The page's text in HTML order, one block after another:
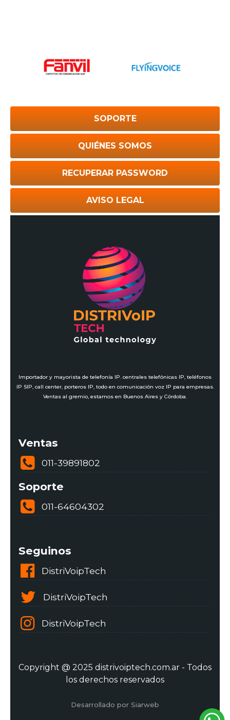
SOPORTE
QUIÉNES SOMOS
RECUPERAR PASSWORD
AVISO LEGAL
Importador y mayorista de telefonía IP. centrales telefónicas IP, teléfonos
IP SIP, call center, porteros IP, todo en comunicación voz IP para empresas.
Ventas al gremio, estamos en Buenos Aires y Córdoba.
Ventas
011-39891802
Soporte
011-64604302
Seguinos
DistriVoipTech
DistriVoipTech
DistriVoipTech
Copyright @ 2025 distrivoiptech.com.ar - Todos
los derechos reservados
Desarrollado por Siarweb